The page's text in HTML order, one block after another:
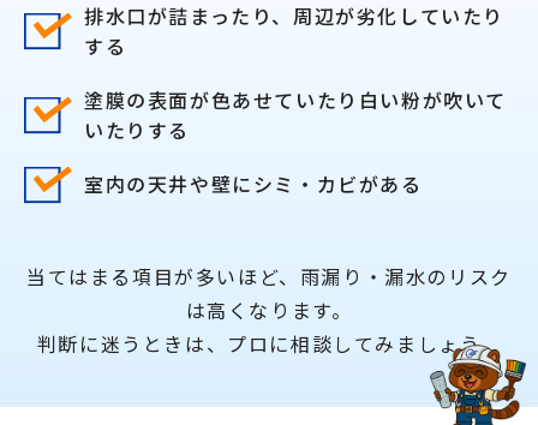
排水口が詰まったり、周辺が劣化していたり
する
塗膜の表面が色あせていたり白い粉が吹いて
いたりする
室内の天井や壁にシミ・カビがある
当てはまる項目が多いほど、雨漏り・漏水のリスク
は高くなります。
判断に迷うときは、 プロに相談してみましょう。